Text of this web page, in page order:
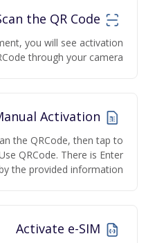
you will see activation
through your camera.
the QRCode, then tap to
QRCode. There is Enter
the provided information.